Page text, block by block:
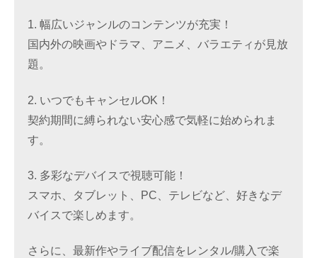
1. 幅広いジャンルのコンテンツが充実！
国内外の映画やドラマ、アニメ、バラエティが見放
題。
2. いつでもキャンセルOK！
契約期間に縛られない安心感で気軽に始められま
す。
3. 多彩なデバイスで視聴可能！
スマホ、タブレット、PC、テレビなど、好きなデ
バイスで楽しめます。
さらに、最新作やライブ配信をレンタル/購入で楽